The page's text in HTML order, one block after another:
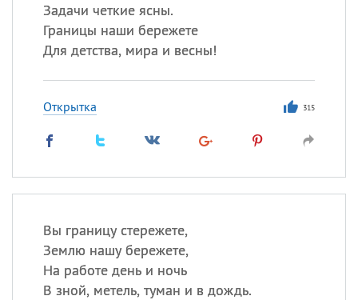
Задачи четкие ясны.
Границы наши бережете
Для детства, мира и весны!
Открытка 315
Вы границу стережете,
Землю нашу бережете,
На работе день и ночь
В зной, метель, туман и в дождь.